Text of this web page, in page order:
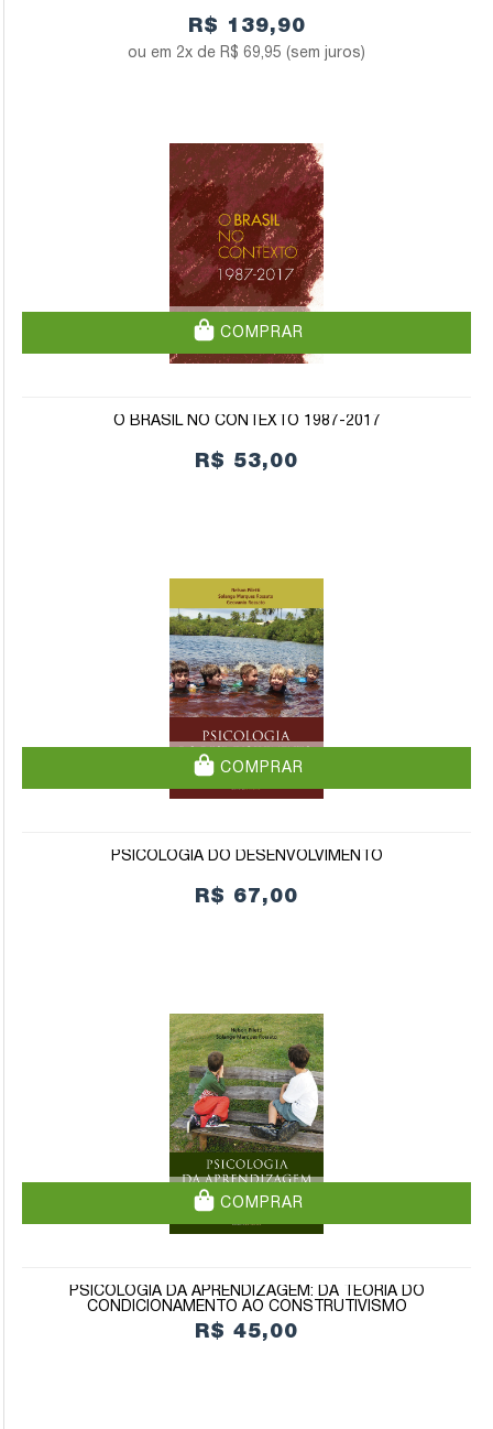
R$ 139,90
2x de R$ 69,95 (sem juros)
COMPRAR
O BRASIL NO CONTEXTO 1987-2017
R$ 53,00
COMPRAR
PSICOLOGIA DO DESENVOLVIMENTO
R$ 67,00
COMPRAR
PSICOLOGIA DA APRENDIZAGEM: DA TEORIA DO
CONDICIONAMENTO AO CONSTRUTIVISMO
R$ 45,00